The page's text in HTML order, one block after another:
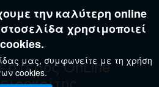
την καλύτερη online
χρησιμοποιεί
cookies.
μας, συμφωνείτε με τη χρήση
cookies.
OnLine